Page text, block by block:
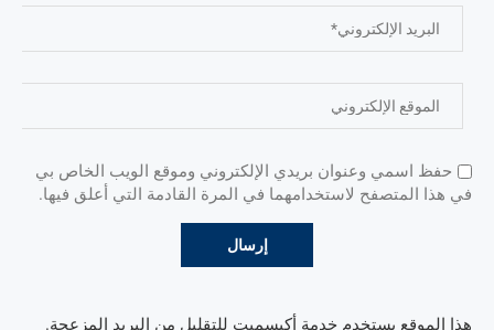
حفظ اسمي وعنوان بريدي الإلكتروني وموقع الويب الخاص بي
في هذا المتصفح لاستخدامهما في المرة القادمة التي أعلق فيها.
هذا الموقع يستخدم خدمة أكيسميت للتقليل من البريد المزعجة.